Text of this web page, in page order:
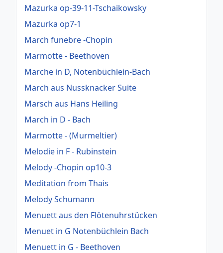
Mazurka op-39-11-Tschaikowsky
Mazurka op7-1
March funebre -Chopin
Marmotte - Beethoven
Marche in D, Notenbüchlein-Bach
March aus Nussknacker Suite
Marsch aus Hans Heiling
March in D - Bach
Marmotte - (Murmeltier)
Melodie in F - Rubinstein
Melody -Chopin op10-3
Meditation from Thais
Melody Schumann
Menuett aus den Flötenuhrstücken
Menuet in G Notenbüchlein Bach
Menuett in G - Beethoven